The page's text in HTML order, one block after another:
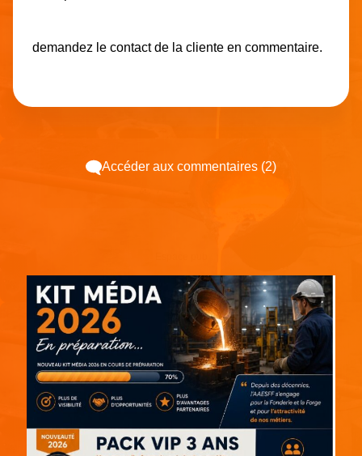
demandez le contact de la cliente en commentaire.
Accéder aux commentaires (2)